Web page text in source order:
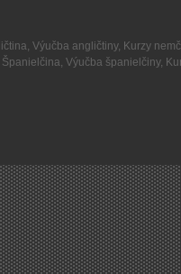
, Výučba angličtiny, Kurzy
Španielčina, Výučba španielčiny,